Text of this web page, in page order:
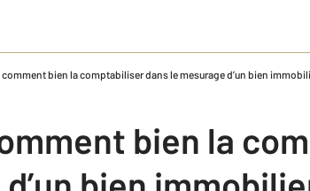
bien la comptabiliser dans le mesurage d’un bien
bien la